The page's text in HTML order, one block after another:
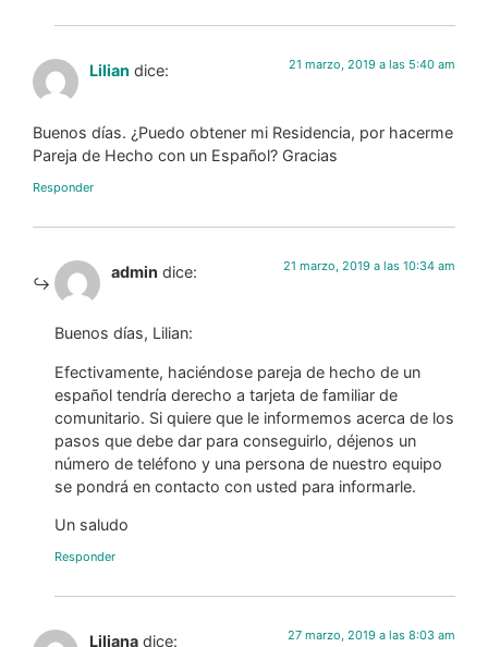
Lilian dice: 21 marzo, 2019 a las 5:40 am
Buenos días. ¿Puedo obtener mi Residencia, por hacerme
Pareja de Hecho con un Español? Gracias
Responder
admin dice: 21 marzo, 2019 a las 10:34 am
Buenos días, Lilian:
Efectivamente, haciéndose pareja de hecho de un
español tendría derecho a tarjeta de familiar de
comunitario. Si quiere que le informemos acerca de los
pasos que debe dar para conseguirlo, déjenos un
número de teléfono y una persona de nuestro equipo
se pondrá en contacto con usted para informarle.
Un saludo
Responder
Liliana dice: 27 marzo, 2019 a las 8:03 am